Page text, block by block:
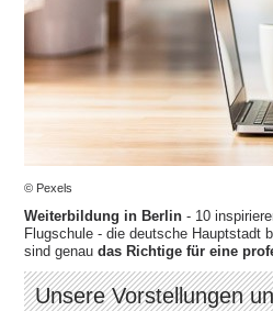
© Pexels
Weiterbildung in Berlin - 10
Flugschule - die deutsche Hauptstadt
sind genau das Richtige für eine
Unsere Vorstellungen